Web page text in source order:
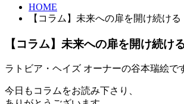
HOME
【コラム】未来への扉を開け続ける
【コラム】未来への扉を開け続け
ラトビア・ヘイズ オーナーの谷本瑞絵で
今日もコラムをお読み下さり、